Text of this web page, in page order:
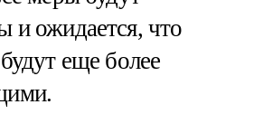
и ожидается, что
еще более